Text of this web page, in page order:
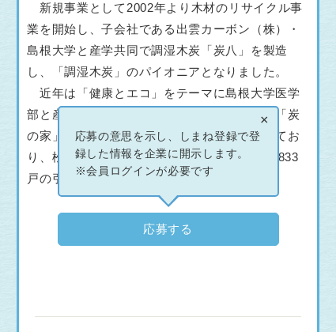
新規事業として2002年より木材のリサイクル事
業を開始し、子会社である出雲カーボン（株）・
島根大学と産学共同で調湿木炭「炭八」を製造
し、「調湿木炭」のパイオニアとなりました。
近年は「健康とエコ」をテーマに島根大学医学
部と産学連携により開発した賃貸マンション「炭
の家」の建築工事の設計・施工にも力を入れてお
り、松江・出雲市内においてこの20年で49棟833
戸の引渡し実績があります。
応募する
×
応募の意思を示し、しまね登録で登
録した情報を企業に開示します。
※会員ログインが必要です